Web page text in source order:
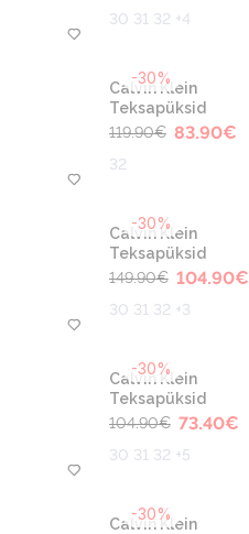
30 31 32 +4
-30%
Calvin Klein
Teksapüksid
119.90€ 83.90€
32
-30%
Calvin Klein
Teksapüksid
149.90€ 104.90€
30 31 32 +3
-30%
Calvin Klein
Teksapüksid
104.90€ 73.40€
30 31 32 +5
-30%
Calvin Klein